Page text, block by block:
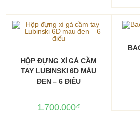
trang
sản
phẩm
THÊM VÀO GIỎ HÀNG
HỘP ĐỰNG XÌ GÀ CẦM
TAY LUBINSKI 6D MÀU
ĐEN – 6 ĐIẾU
1.700.000₫